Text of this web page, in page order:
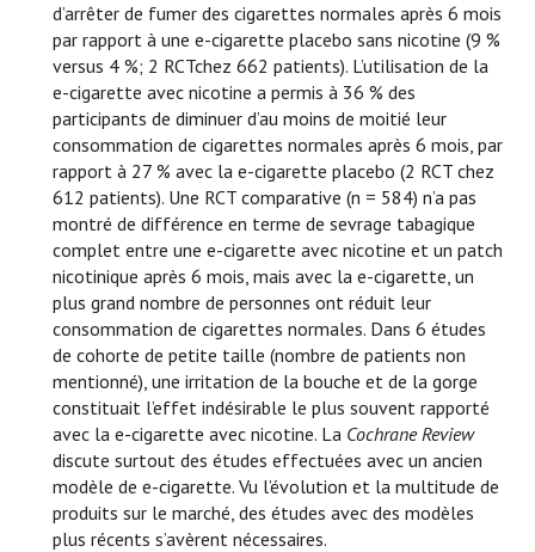
d’arrêter de fumer des cigarettes normales après 6 mois
par rapport à une e-cigarette placebo sans nicotine (9 %
versus 4 %; 2 RCTchez 662 patients). L’utilisation de la
e-cigarette avec nicotine a permis à 36 % des
participants de diminuer d’au moins de moitié leur
consommation de cigarettes normales après 6 mois, par
rapport à 27 % avec la e-cigarette placebo (2 RCT chez
612 patients). Une RCT comparative (n = 584) n’a pas
montré de différence en terme de sevrage tabagique
complet entre une e-cigarette avec nicotine et un patch
nicotinique après 6 mois, mais avec la e-cigarette, un
plus grand nombre de personnes ont réduit leur
consommation de cigarettes normales. Dans 6 études
de cohorte de petite taille (nombre de patients non
mentionné), une irritation de la bouche et de la gorge
constituait l’effet indésirable le plus souvent rapporté
avec la e-cigarette avec nicotine. La Cochrane Review
discute surtout des études effectuées avec un ancien
modèle de e-cigarette. Vu l’évolution et la multitude de
produits sur le marché, des études avec des modèles
plus récents s’avèrent nécessaires.